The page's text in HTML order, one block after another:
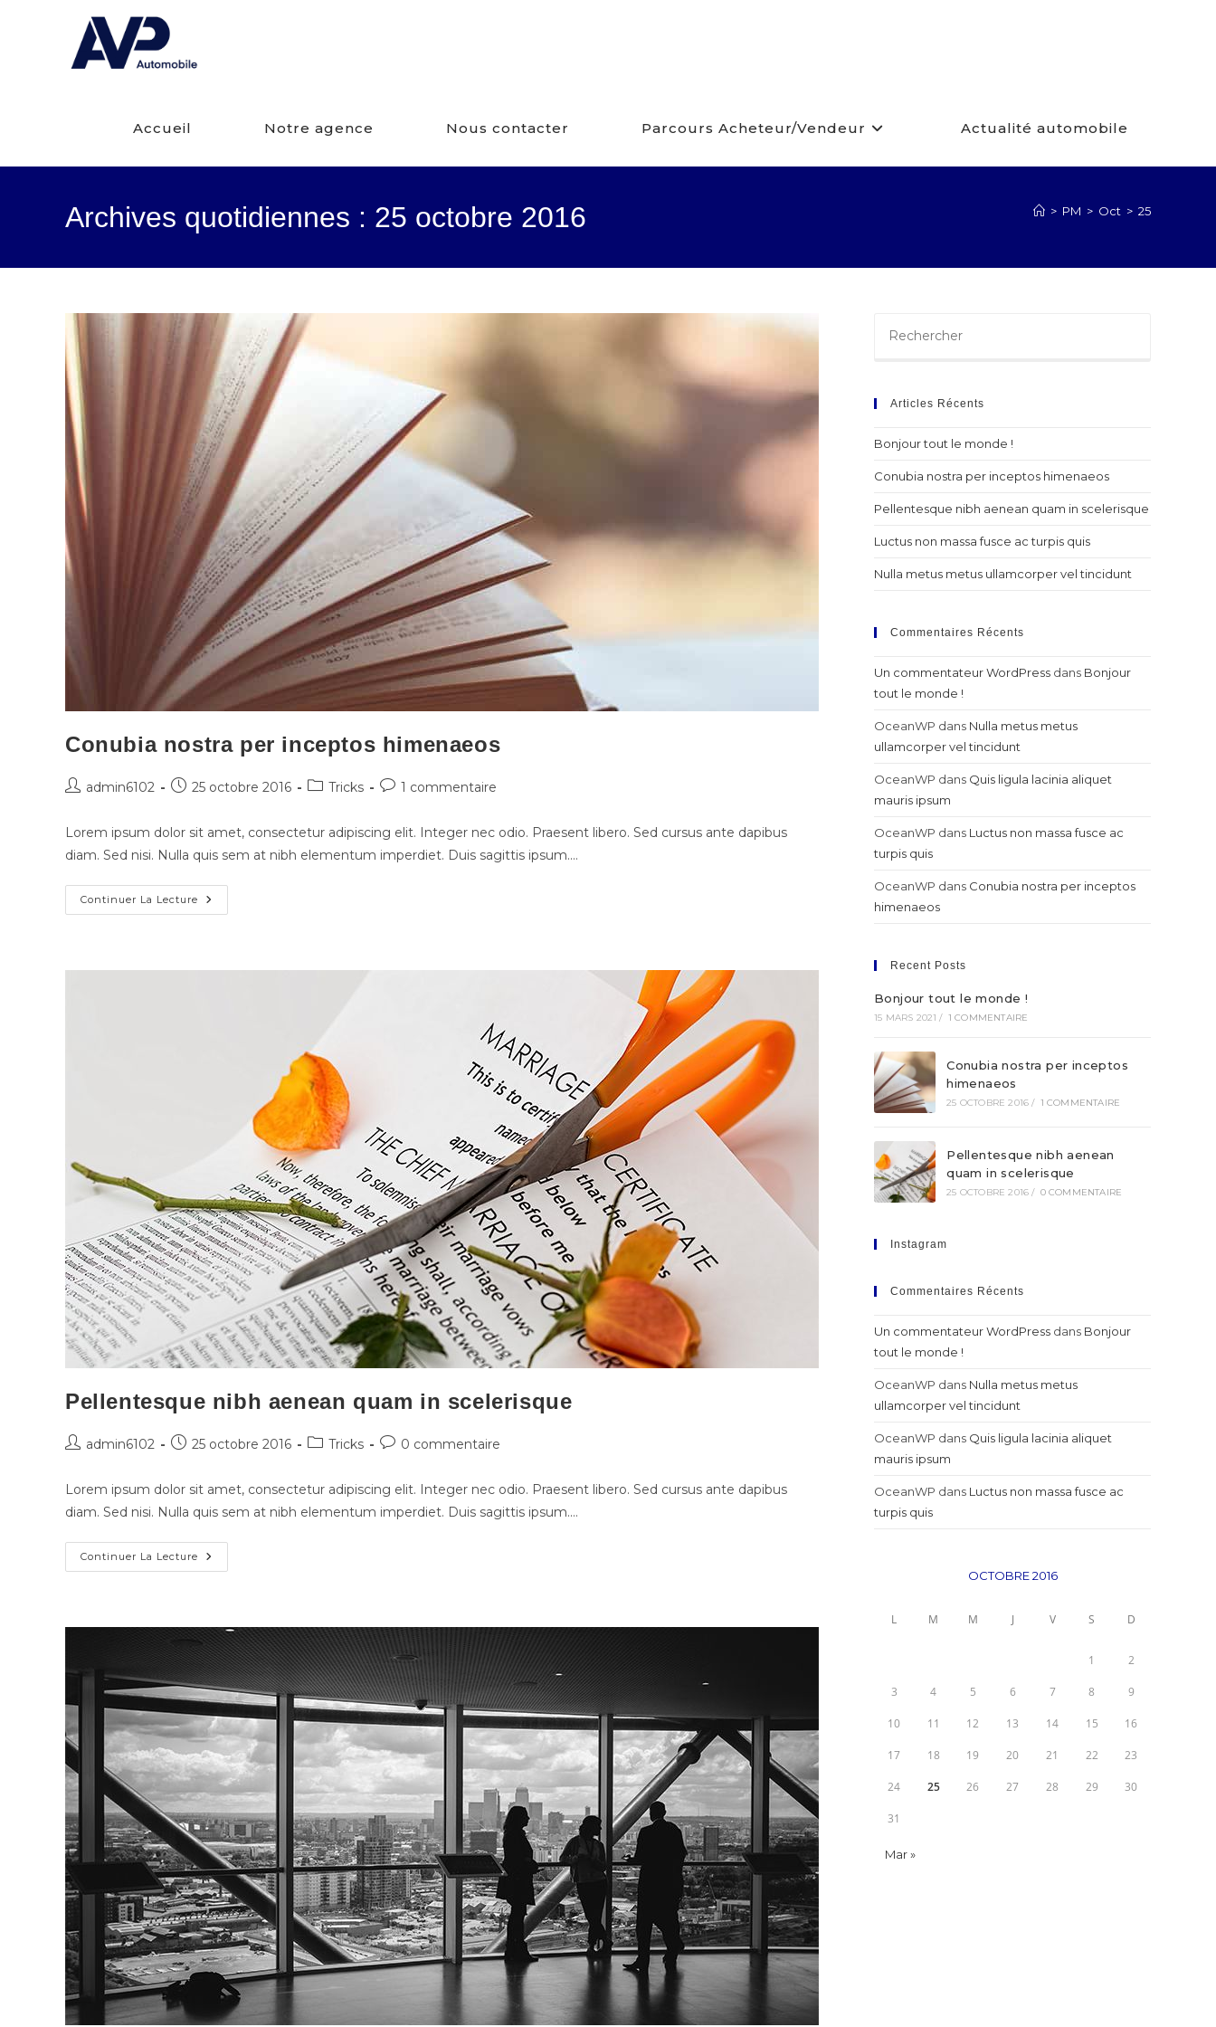
Accueil Notre agence Nous contacter Parcours Acheteur/Vendeur Actualité automobile
Archives quotidiennes : 25 octobre 2016 > PM > Oct > 25
Conubia nostra per inceptos himenaeos
admin6102 25 octobre 2016 Tricks 1 commentaire
Lorem ipsum dolor sit amet, consectetur adipiscing elit. Integer nec odio. Praesent libero. Sed cursus ante dapibus
diam. Sed nisi. Nulla quis sem at nibh elementum imperdiet. Duis sagittis ipsum.…
Continuer La Lecture
Pellentesque nibh aenean quam in scelerisque
admin6102 25 octobre 2016 Tricks 0 commentaire
Lorem ipsum dolor sit amet, consectetur adipiscing elit. Integer nec odio. Praesent libero. Sed cursus ante dapibus
diam. Sed nisi. Nulla quis sem at nibh elementum imperdiet. Duis sagittis ipsum.…
Continuer La Lecture
Articles Récents
Bonjour tout le monde !
Conubia nostra per inceptos himenaeos
Pellentesque nibh aenean quam in scelerisque
Luctus non massa fusce ac turpis quis
Nulla metus metus ullamcorper vel tincidunt
Commentaires Récents
Un commentateur WordPress dans Bonjour
tout le monde !
OceanWP dans Nulla metus metus
ullamcorper vel tincidunt
OceanWP dans Quis ligula lacinia aliquet
mauris ipsum
OceanWP dans Luctus non massa fusce ac
turpis quis
OceanWP dans Conubia nostra per inceptos
himenaeos
Recent Posts
Bonjour tout le monde !
15 MARS 2021 / 1 COMMENTAIRE
Conubia nostra per inceptos
himenaeos
25 OCTOBRE 2016 / 1 COMMENTAIRE
Pellentesque nibh aenean
quam in scelerisque
25 OCTOBRE 2016 / 0 COMMENTAIRE
Instagram
Commentaires Récents
Un commentateur WordPress dans Bonjour
tout le monde !
OceanWP dans Nulla metus metus
ullamcorper vel tincidunt
OceanWP dans Quis ligula lacinia aliquet
mauris ipsum
OceanWP dans Luctus non massa fusce ac
turpis quis
OCTOBRE 2016
L M M J V S D
1 2
3 4 5 6 7 8 9
10 11 12 13 14 15 16
17 18 19 20 21 22 23
24 25 26 27 28 29 30
31
Mar »